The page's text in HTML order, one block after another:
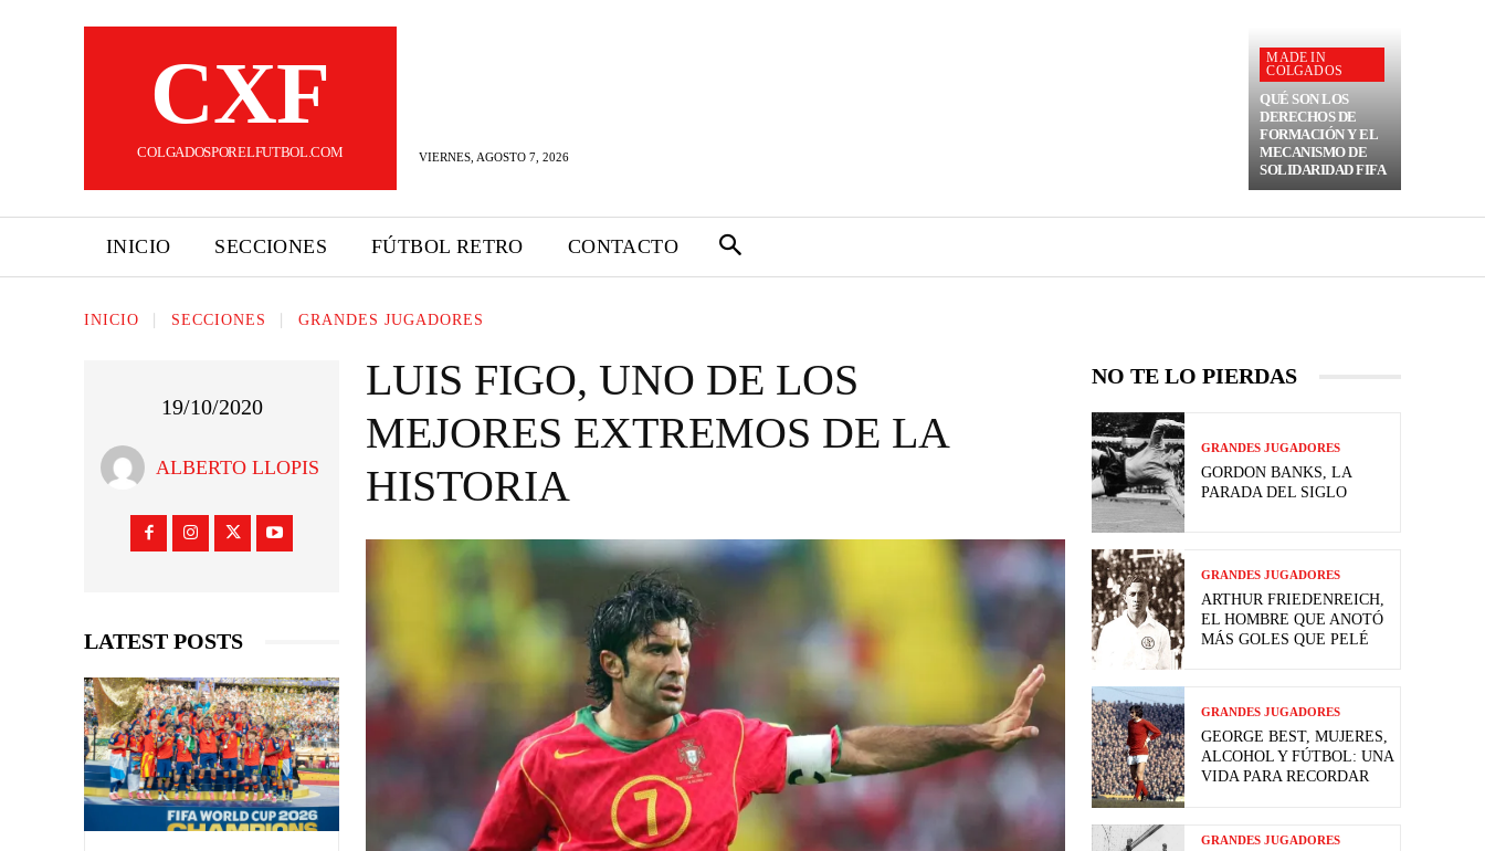
CXF
COLGADOSPORELFUTBOL.COM VIERNES, AGOSTO 7, 2026
MADE IN
COLGADOS
QUÉ SON LOS
DERECHOS DE
FORMACIÓN Y EL
MECANISMO DE
SOLIDARIDAD FIFA
INICIO SECCIONES FÚTBOL RETRO CONTACTO
INICIO SECCIONES GRANDES JUGADORES
19/10/2020
ALBERTO LLOPIS
LATEST POSTS
LUIS FIGO, UNO DE LOS
MEJORES EXTREMOS DE LA
HISTORIA
NO TE LO PIERDAS
GRANDES JUGADORES
GORDON BANKS, LA
PARADA DEL SIGLO
GRANDES JUGADORES
ARTHUR FRIEDENREICH,
EL HOMBRE QUE ANOTÓ
MÁS GOLES QUE PELÉ
GRANDES JUGADORES
GEORGE BEST, MUJERES,
ALCOHOL Y FÚTBOL: UNA
VIDA PARA RECORDAR
GRANDES JUGADORES